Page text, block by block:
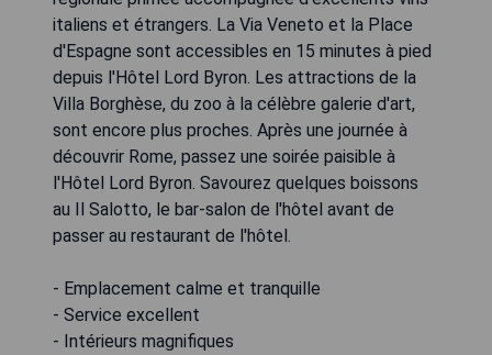
italiens et étrangers. La Via Veneto et la Place
d'Espagne sont accessibles en 15 minutes à pied
depuis l'Hôtel Lord Byron. Les attractions de la
Villa Borghèse, du zoo à la célèbre galerie d'art,
sont encore plus proches. Après une journée à
découvrir Rome, passez une soirée paisible à
l'Hôtel Lord Byron. Savourez quelques boissons
au Il Salotto, le bar-salon de l'hôtel avant de
passer au restaurant de l'hôtel.
- Emplacement calme et tranquille
- Service excellent
- Intérieurs magnifiques